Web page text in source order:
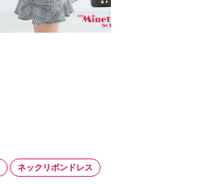
ネックリボンドレス